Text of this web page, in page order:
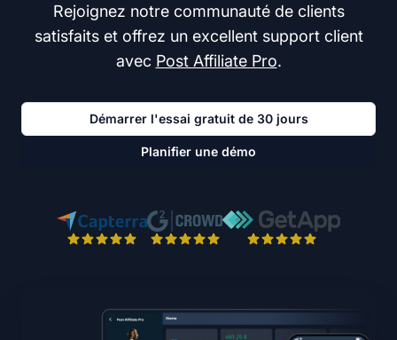
Rejoignez notre communauté de clients
satisfaits et offrez un excellent support client
avec Post Affiliate Pro.
Démarrer l'essai gratuit de 30 jours
Planifier une démo